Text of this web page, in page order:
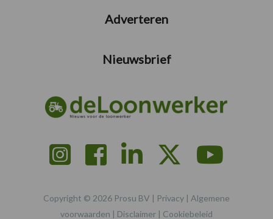
Adverteren
Nieuwsbrief
Copyright © 2026 Prosu BV | Privacy | Algemene
voorwaarden | Disclaimer | Cookiebeleid